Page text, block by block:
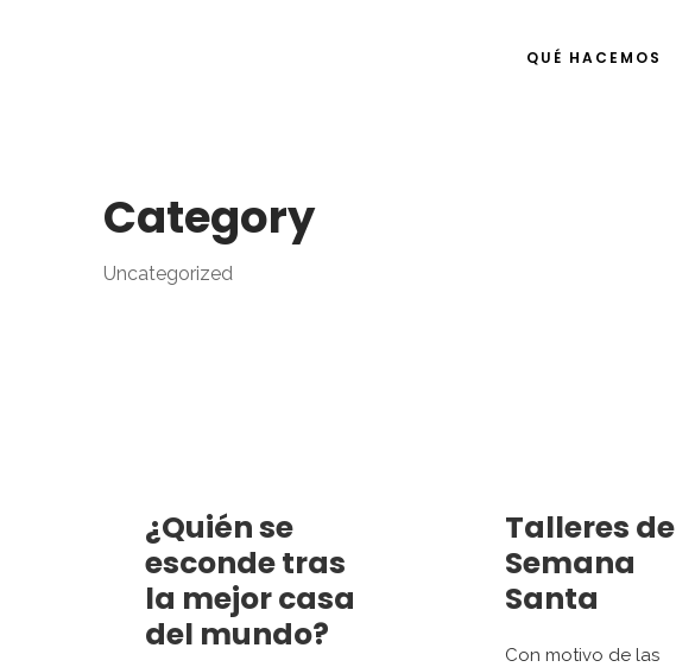
QUÉ HACEMOS
Category
Uncategorized
¿Quién se
esconde tras
la mejor casa
del mundo?
Talleres de
Semana
Santa
Con motivo de las